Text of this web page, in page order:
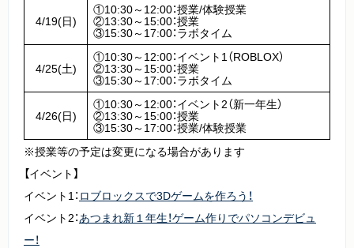
4/19(日)
①10:30～12:00：授業/体験授業
②13:30～15:00：授業
③15:30～17:00：ラボタイム
4/25(土)
①10:30～12:00：イベント1（ROBLOX）
②13:30～15:00：授業
③15:30～17:00：ラボタイム
4/26(日)
①10:30～12:00：イベント2（新一年生）
②13:30～15:00：授業
③15:30～17:00：授業/体験授業
※授業等の予定は変更になる場合があります
【イベント】
イベント1： ロブロックスで3Dゲームを作ろう！
イベント2：あつまれ新１年生！ゲーム作りでパソコンデビュ
ー！